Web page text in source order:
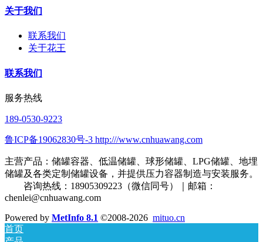
关于我们
联系我们
关于花王
联系我们
服务热线
189-0530-9223
鲁ICP备19062830号-3 http:///www.cnhuawang.com
主营产品：储罐容器、低温储罐、球形储罐、LPG储罐、地埋
储罐及各类定制储罐设备，并提供压力容器制造与安装服务。
咨询热线：18905309223（微信同号）｜邮箱：
chenlei@cnhuawang.com
Powered by MetInfo 8.1 ©2008-2026 mituo.cn
首页